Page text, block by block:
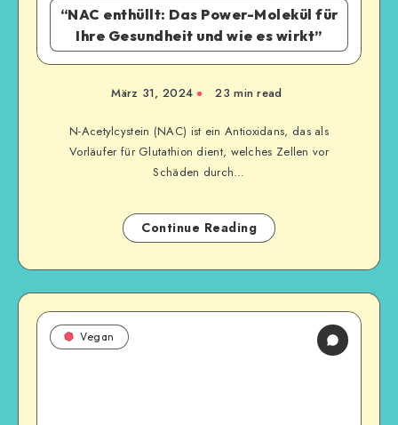
“NAC enthüllt: Das Power-Molekül für
Ihre Gesundheit und wie es wirkt”
März 31, 2024 23 min read
N-Acetylcystein (NAC) ist ein Antioxidans, das als
Vorläufer für Glutathion dient, welches Zellen vor
Schäden durch…
Continue Reading
Vegan